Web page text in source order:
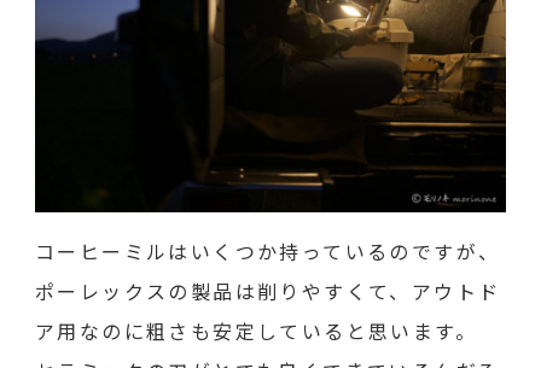
コーヒーミルはいくつか持っているのですが、
ポーレックスの製品は削りやすくて、アウトド
ア用なのに粗さも安定していると思います。